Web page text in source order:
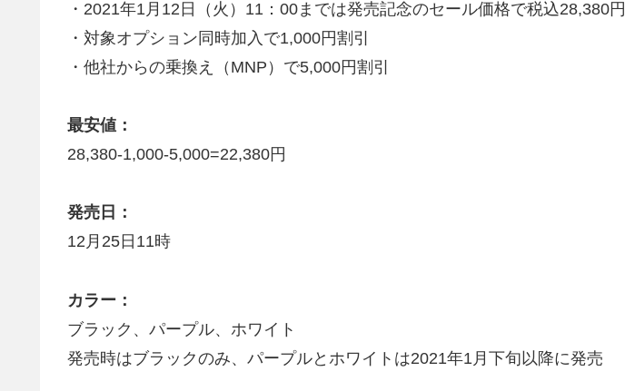
・2021年1月12日（火）11：00までは発売記念のセール価格で税込28,380円
・対象オプション同時加入で1,000円割引
・他社からの乗換え（MNP）で5,000円割引
最安値：
28,380-1,000-5,000=22,380円
発売日：
12月25日11時
カラー：
ブラック、パープル、ホワイト
発売時はブラックのみ、パープルとホワイトは2021年1月下旬以降に発売